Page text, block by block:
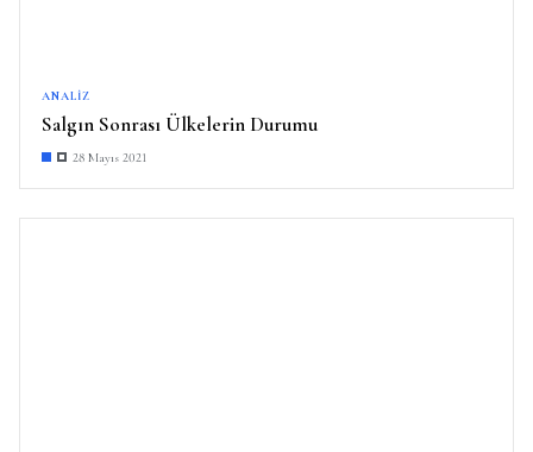
ANALIZ
Salgın Sonrası Ülkelerin Durumu
28 Mayıs 2021